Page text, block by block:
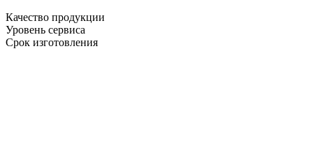
Качество продукции
Уровень сервиса
Срок изготовления